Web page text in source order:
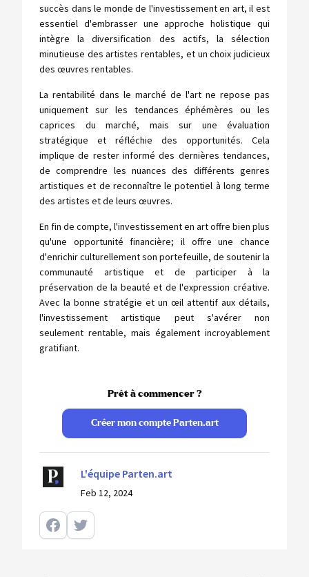
succès dans le monde de l'investissement en art, il est
essentiel d'embrasser une approche holistique qui
intègre la diversification des actifs, la sélection
minutieuse des artistes rentables, et un choix judicieux
des œuvres rentables.
La rentabilité dans le marché de l'art ne repose pas
uniquement sur les tendances éphémères ou les
caprices du marché, mais sur une évaluation
stratégique et réfléchie des opportunités. Cela
implique de rester informé des dernières tendances,
de comprendre les nuances des différents genres
artistiques et de reconnaître le potentiel à long terme
des artistes et de leurs œuvres.
En fin de compte, l'investissement en art offre bien plus
qu'une opportunité financière; il offre une chance
d'enrichir culturellement son portefeuille, de soutenir la
communauté artistique et de participer à la
préservation de la beauté et de l'expression créative.
Avec la bonne stratégie et un œil attentif aux détails,
l'investissement artistique peut s'avérer non
seulement rentable, mais également incroyablement
gratifiant.
Prêt à commencer ?
Créer mon compte Parten.art
L'équipe Parten.art
Feb 12, 2024